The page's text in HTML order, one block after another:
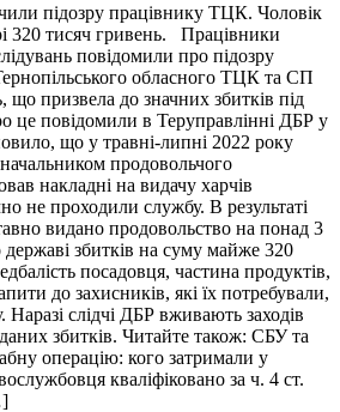
підозру працівнику ТЦК. Чоловік
320 тисяч гривень. Працівники
повідомили про підозру
обласного ТЦК та СП
що призвела до значних збитків під
це повідомили в Теруправлінні ДБР у
що у травні-липні 2022 року
продовольчого
накладні на видачу харчів
не проходили службу. В результаті
видано продовольство на понад 3
державі збитків на суму майже 320
посадовця, частина продуктів,
до захисників, які їх потребували,
слідчі ДБР вживають заходів
збитків. Читайте також: СБУ та
операцію: кого затримали у
кваліфіковано за ч. 4 ст.